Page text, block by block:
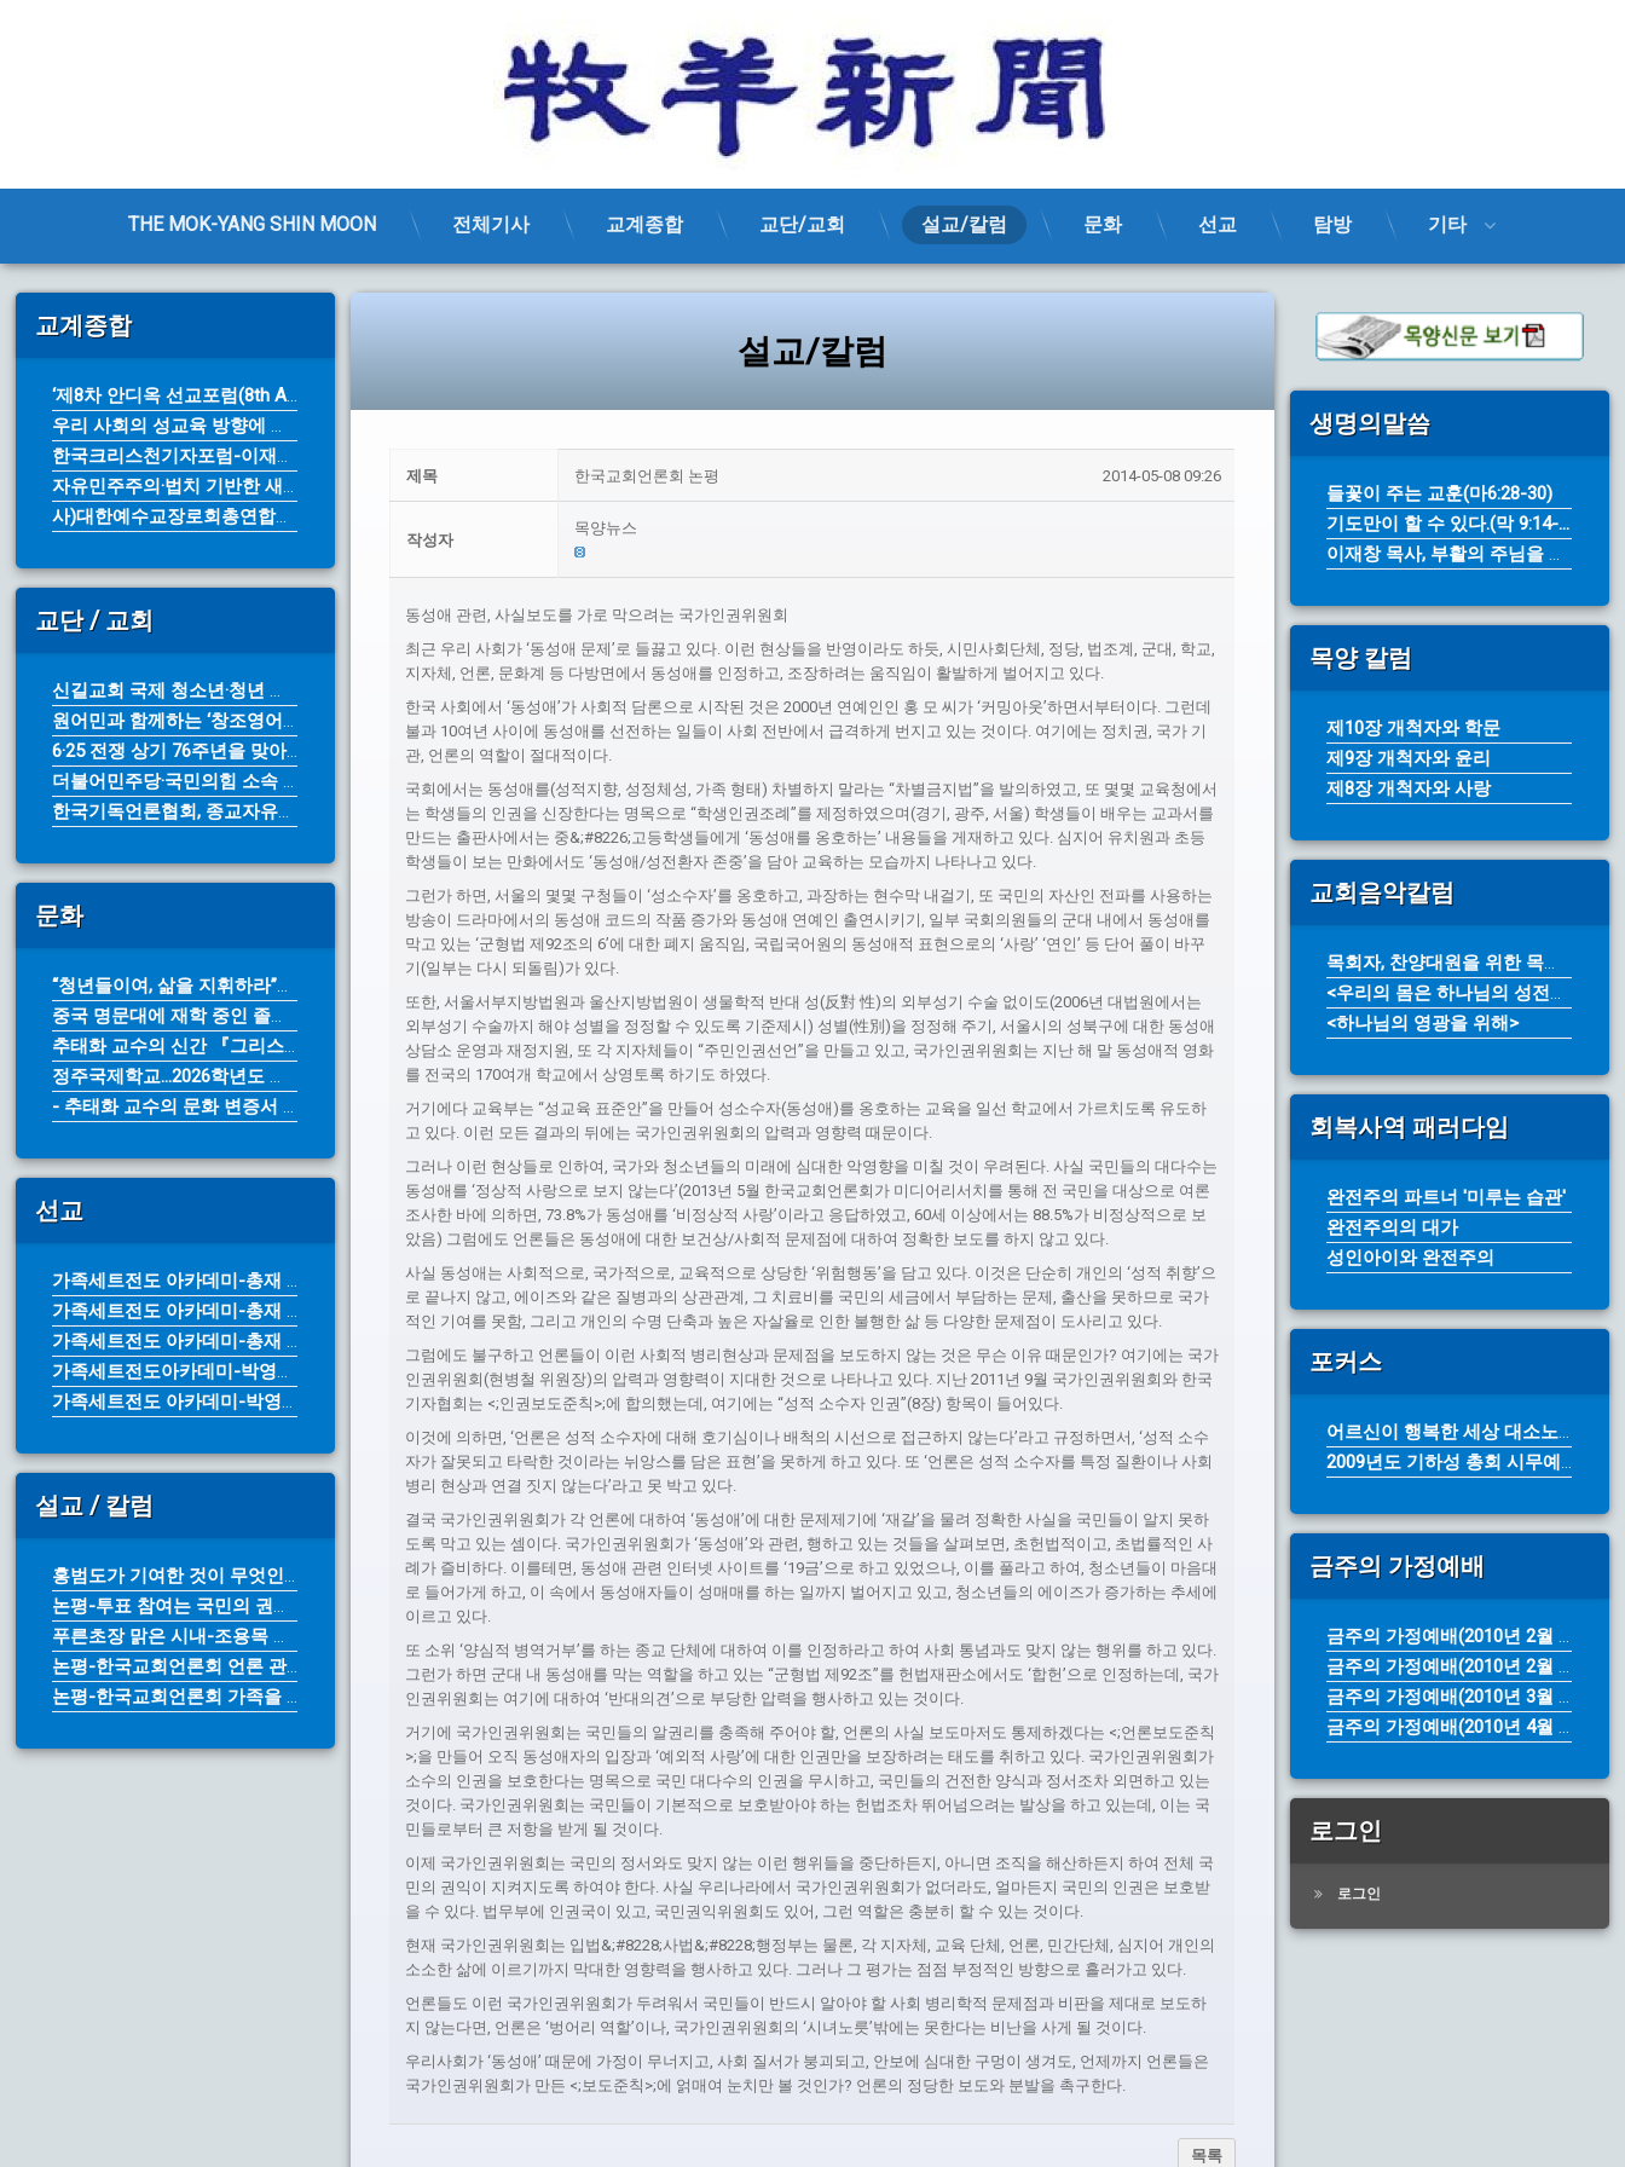
콘
텐
THE MOK-YANG SHIN MOON 전체기사 교계종합 교단/교회 설교/칼럼 문화 선교 탐방 기타
설교/칼럼
제목 한국교회언론회 논평 2014-05-08 09:26
작성자
목양뉴스
동성애 관련, 사실보도를 가로 막으려는 국가인권위원회
최근 우리 사회가 ‘동성애 문제’로 들끓고 있다. 이런 현상들을 반영이라도 하듯, 시민사회단체, 정당, 법조계, 군대, 학교,
지자체, 언론, 문화계 등 다방면에서 동성애를 인정하고, 조장하려는 움직임이 활발하게 벌어지고 있다.
한국 사회에서 ‘동성애’가 사회적 담론으로 시작된 것은 2000년 연예인인 홍 모 씨가 ‘커밍아웃’하면서부터이다. 그런데
불과 10여년 사이에 동성애를 선전하는 일들이 사회 전반에서 급격하게 번지고 있는 것이다. 여기에는 정치권, 국가 기
관, 언론의 역할이 절대적이다.
국회에서는 동성애를(성적지향, 성정체성, 가족 형태) 차별하지 말라는 “차별금지법”을 발의하였고, 또 몇몇 교육청에서
는 학생들의 인권을 신장한다는 명목으로 “학생인권조례”를 제정하였으며(경기, 광주, 서울) 학생들이 배우는 교과서를
만드는 출판사에서는 중&;#8226;고등학생들에게 ‘동성애를 옹호하는’ 내용들을 게재하고 있다. 심지어 유치원과 초등
학생들이 보는 만화에서도 ‘동성애/성전환자 존중’을 담아 교육하는 모습까지 나타나고 있다.
그런가 하면, 서울의 몇몇 구청들이 ‘성소수자’를 옹호하고, 과장하는 현수막 내걸기, 또 국민의 자산인 전파를 사용하는
방송이 드라마에서의 동성애 코드의 작품 증가와 동성애 연예인 출연시키기, 일부 국회의원들의 군대 내에서 동성애를
막고 있는 ‘군형법 제92조의 6’에 대한 폐지 움직임, 국립국어원의 동성애적 표현으로의 ‘사랑’ ‘연인’ 등 단어 풀이 바꾸
기(일부는 다시 되돌림)가 있다.
또한, 서울서부지방법원과 울산지방법원이 생물학적 반대 성(反對 性)의 외부성기 수술 없이도(2006년 대법원에서는
외부성기 수술까지 해야 성별을 정정할 수 있도록 기준제시) 성별(性別)을 정정해 주기, 서울시의 성북구에 대한 동성애
상담소 운영과 재정지원, 또 각 지자체들이 “주민인권선언”을 만들고 있고, 국가인권위원회는 지난 해 말 동성애적 영화
를 전국의 170여개 학교에서 상영토록 하기도 하였다.
거기에다 교육부는 “성교육 표준안”을 만들어 성소수자(동성애)를 옹호하는 교육을 일선 학교에서 가르치도록 유도하
고 있다. 이런 모든 결과의 뒤에는 국가인권위원회의 압력과 영향력 때문이다.
그러나 이런 현상들로 인하여, 국가와 청소년들의 미래에 심대한 악영향을 미칠 것이 우려된다. 사실 국민들의 대다수는
동성애를 ‘정상적 사랑으로 보지 않는다’(2013년 5월 한국교회언론회가 미디어리서치를 통해 전 국민을 대상으로 여론
조사한 바에 의하면, 73.8%가 동성애를 ‘비정상적 사랑’이라고 응답하였고, 60세 이상에서는 88.5%가 비정상적으로 보
았음) 그럼에도 언론들은 동성애에 대한 보건상/사회적 문제점에 대하여 정확한 보도를 하지 않고 있다.
사실 동성애는 사회적으로, 국가적으로, 교육적으로 상당한 ‘위험행동’을 담고 있다. 이것은 단순히 개인의 ‘성적 취향’으
로 끝나지 않고, 에이즈와 같은 질병과의 상관관계, 그 치료비를 국민의 세금에서 부담하는 문제, 출산을 못하므로 국가
적인 기여를 못함, 그리고 개인의 수명 단축과 높은 자살율로 인한 불행한 삶 등 다양한 문제점이 도사리고 있다.
그럼에도 불구하고 언론들이 이런 사회적 병리현상과 문제점을 보도하지 않는 것은 무슨 이유 때문인가? 여기에는 국가
인권위원회(현병철 위원장)의 압력과 영향력이 지대한 것으로 나타나고 있다. 지난 2011년 9월 국가인권위원회와 한국
기자협회는 <;인권보도준칙>;에 합의했는데, 여기에는 “성적 소수자 인권”(8장) 항목이 들어있다.
이것에 의하면, ‘언론은 성적 소수자에 대해 호기심이나 배척의 시선으로 접근하지 않는다’라고 규정하면서, ‘성적 소수
자가 잘못되고 타락한 것이라는 뉘앙스를 담은 표현’을 못하게 하고 있다. 또 ‘언론은 성적 소수자를 특정 질환이나 사회
병리 현상과 연결 짓지 않는다’라고 못 박고 있다.
결국 국가인권위원회가 각 언론에 대하여 ‘동성애’에 대한 문제제기에 ‘재갈’을 물려 정확한 사실을 국민들이 알지 못하
도록 막고 있는 셈이다. 국가인권위원회가 ‘동성애’와 관련, 행하고 있는 것들을 살펴보면, 초헌법적이고, 초법률적인 사
례가 즐비하다. 이를테면, 동성애 관련 인터넷 사이트를 ‘19금’으로 하고 있었으나, 이를 풀라고 하여, 청소년들이 마음대
로 들어가게 하고, 이 속에서 동성애자들이 성매매를 하는 일까지 벌어지고 있고, 청소년들의 에이즈가 증가하는 추세에
이르고 있다.
또 소위 ‘양심적 병역거부’를 하는 종교 단체에 대하여 이를 인정하라고 하여 사회 통념과도 맞지 않는 행위를 하고 있다.
그런가 하면 군대 내 동성애를 막는 역할을 하고 있는 “군형법 제92조”를 헌법재판소에서도 ‘합헌’으로 인정하는데, 국가
인권위원회는 여기에 대하여 ‘반대의견’으로 부당한 압력을 행사하고 있는 것이다.
거기에 국가인권위원회는 국민들의 알권리를 충족해 주어야 할, 언론의 사실 보도마저도 통제하겠다는 <;언론보도준칙
>;을 만들어 오직 동성애자의 입장과 ‘예외적 사랑’에 대한 인권만을 보장하려는 태도를 취하고 있다. 국가인권위원회가
소수의 인권을 보호한다는 명목으로 국민 대다수의 인권을 무시하고, 국민들의 건전한 양식과 정서조차 외면하고 있는
것이다. 국가인권위원회는 국민들이 기본적으로 보호받아야 하는 헌법조차 뛰어넘으려는 발상을 하고 있는데, 이는 국
민들로부터 큰 저항을 받게 될 것이다.
이제 국가인권위원회는 국민의 정서와도 맞지 않는 이런 행위들을 중단하든지, 아니면 조직을 해산하든지 하여 전체 국
민의 권익이 지켜지도록 하여야 한다. 사실 우리나라에서 국가인권위원회가 없더라도, 얼마든지 국민의 인권은 보호받
을 수 있다. 법무부에 인권국이 있고, 국민권익위원회도 있어, 그런 역할은 충분히 할 수 있는 것이다.
현재 국가인권위원회는 입법&;#8228;사법&;#8228;행정부는 물론, 각 지자체, 교육 단체, 언론, 민간단체, 심지어 개인의
소소한 삶에 이르기까지 막대한 영향력을 행사하고 있다. 그러나 그 평가는 점점 부정적인 방향으로 흘러가고 있다.
언론들도 이런 국가인권위원회가 두려워서 국민들이 반드시 알아야 할 사회 병리학적 문제점과 비판을 제대로 보도하
지 않는다면, 언론은 ‘벙어리 역할’이나, 국가인권위원회의 ‘시녀노릇’밖에는 못한다는 비난을 사게 될 것이다.
우리사회가 ‘동성애’ 때문에 가정이 무너지고, 사회 질서가 붕괴되고, 안보에 심대한 구멍이 생겨도, 언제까지 언론들은
국가인권위원회가 만든 <;보도준칙>;에 얽매여 눈치만 볼 것인가? 언론의 정당한 보도와 분발을 촉구한다.
목록
교계종합
‘제8차 안디옥 선교포럼(8th An...
우리 사회의 성교육 방향에 대한 근본...
한국크리스천기자포럼-이재명 대통령의 ...
자유민주주의·법치 기반한 새로운 10...
사)대한예수교장로회총연합회 제76주년...
교단 / 교회
신길교회 국제 청소년·청년 성령 컨퍼...
원어민과 함께하는 ‘창조영어캠프’ 7...
6·25 전쟁 상기 76주년을 맞아 ...
더불어민주당·국민의힘 소속 광역단체장...
한국기독언론협회, 종교자유정책연구원에...
문화
“청년들이여, 삶을 지휘하라”… 아르...
중국 명문대에 재학 중인 졸업생들 참...
추태화 교수의 신간 『그리스도인의 영...
정주국제학교...2026학년도 가을학...
- 추태화 교수의 문화 변증서 《그리...
선교
가족세트전도 아카데미-총재 박영수 목...
가족세트전도 아카데미-총재 박영수 목...
가족세트전도 아카데미-총재 박영수 목...
가족세트전도아카데미-박영수 목사
가족세트전도 아카데미-박영수 목사
설교 / 칼럼
홍범도가 기여한 것이 무엇인가?-한국...
논평-투표 참여는 국민의 권리이자 의...
푸른초장 맑은 시내-조용목 목사
논평-한국교회언론회 언론 관계법 개...
논평-한국교회언론회 가족을 위한다며...
생명의말씀
들꽃이 주는 교훈(마6:28-30)
기도만이 할 수 있다.(막 9:14-...
이재창 목사, 부활의 주님을 전하라(...
목양 칼럼
제10장 개척자와 학문
제9장 개척자와 윤리
제8장 개척자와 사랑
교회음악칼럼
목회자, 찬양대원을 위한 목소리 개발...
<우리의 몸은 하나님의 성전입니다>
<하나님의 영광을 위해>
회복사역 패러다임
완전주의 파트너 '미루는 습관'
완전주의의 대가
성인아이와 완전주의
포커스
어르신이 행복한 세상 대소노인복지센터...
2009년도 기하성 총회 시무예배 성...
금주의 가정예배
금주의 가정예배(2010년 2월 28...
금주의 가정예배(2010년 2월 14...
금주의 가정예배(2010년 3월 28...
금주의 가정예배(2010년 4월 4일...
로그인
로그인